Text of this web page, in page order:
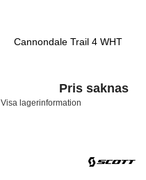
Cannondale Trail 4 WHT
Pris saknas
Visa lagerinformation